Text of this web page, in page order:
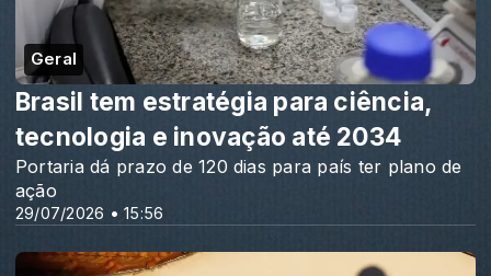
Geral
29/07/2026 • 15:56
Brasil tem estratégia para ciência,
tecnologia e inovação até 2034
Portaria dá prazo de 120 dias para país ter plano de
ação